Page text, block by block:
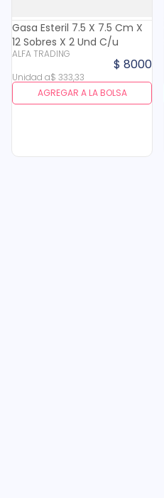
Gasa Esteril 7.5 X 7.5 Cm X
12 Sobres X 2 Und C/u
ALFA TRADING
$ 8000
Unidad a$ 333,33
AGREGAR A LA BOLSA